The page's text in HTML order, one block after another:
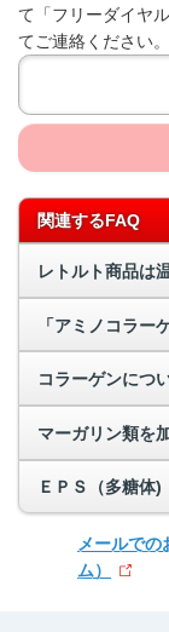
て「フリーダイヤ
てご連絡ください。
関連するFAQ
レトルト商品は
「アミノコラー
コラーゲンにつ
マーガリン類を
ＥＰＳ（多糖体
メールでの
ム）